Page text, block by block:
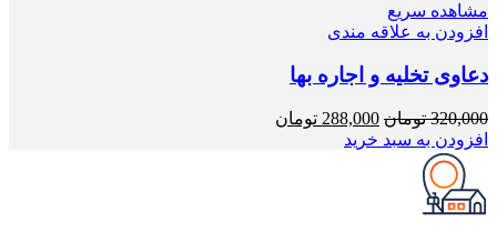
مشاهده سریع
افزودن به علاقه مندی
دعاوی تخلیه و اجاره بها
320,000 تومان قیمت
اصلی
288,000 تومان
افزودن به سبد خرید